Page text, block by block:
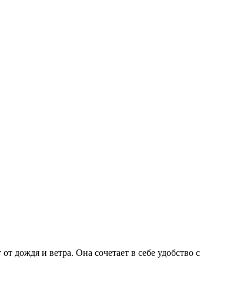
и ветра. Она сочетает в себе удобство с